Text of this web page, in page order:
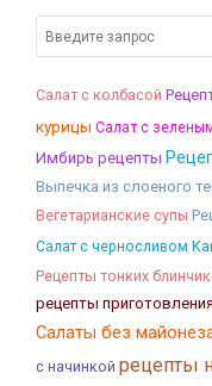
Салат с колбасой
курицы Салат с
Имбирь рецепты
Выпечка из слоеного
Вегетарианские супы
Салат с черносливом
Рецепты тонких
рецепты приготовления
Салаты без
с начинкой рецепты